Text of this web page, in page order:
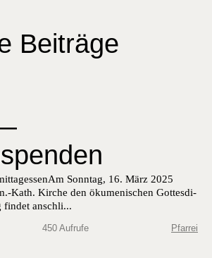
Beiträge
Son­ntag, 16. März 2025
Kath. Kirche den öku­menis­chen Gottes­di­
find­et anschli...
450 Aufrufe Pfarrei